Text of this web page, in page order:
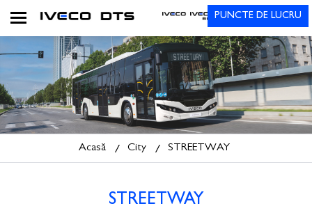
PUNCTE DE LUCRU
Acasă City STREETWAY
STREETWAY